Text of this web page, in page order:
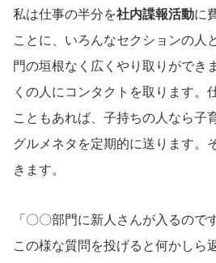
私は仕事の半分を社内諜報活動に
ことに、いろんなセクションの人
門の垣根なく広くやり取りができ
くの人にコンタクトを取ります。
こともあれば、子持ちの人なら子
グルメネタを定期的に送ります。
きます。
「〇〇部門に新人さんが入るので
この様な質問を投げると何かしら